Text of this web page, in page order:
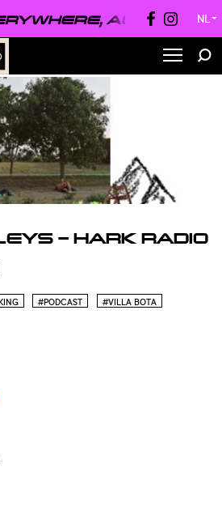
ALWAYS ● NL ▼
– HARK RADIO
#PODCAST #VILLA BOTA